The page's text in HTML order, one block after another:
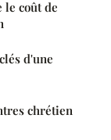
coût de
d'une
chrétien